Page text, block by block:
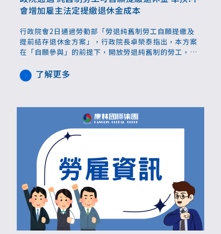
會增加雇主法定提繳退休金成本
行政院會2日通過勞動部「勞退純舊制勞工自願提繳及
提前結存退休金方案」，行政院長卓榮泰指出，本方案
在「自願參與」的前提下，開放勞退純舊制的勞工，可
願提繳且符合退休要件者，更可透過「勞雇雙方合
意」，啟動協商，提前結存舊制勞工年資退休金，移入
了解更多